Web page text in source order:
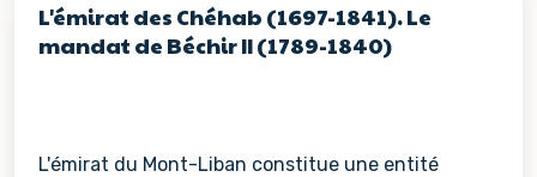
L'émirat des Chéhab (1697-1841). Le
mandat de Béchir II (1789-1840)
L'émirat du Mont-Liban constitue une entité